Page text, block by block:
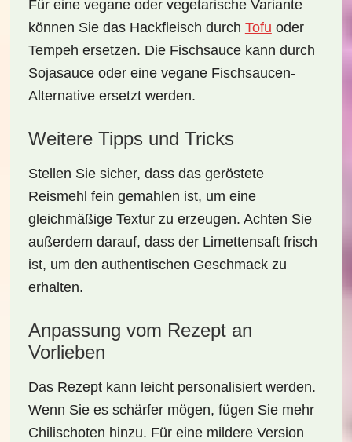
Für eine vegane oder vegetarische Variante
können Sie das Hackfleisch durch Tofu oder
Tempeh ersetzen. Die Fischsauce kann durch
Sojasauce oder eine vegane Fischsaucen-
Alternative ersetzt werden.
Weitere Tipps und Tricks
Stellen Sie sicher, dass das geröstete
Reismehl fein gemahlen ist, um eine
gleichmäßige Textur zu erzeugen. Achten Sie
außerdem darauf, dass der Limettensaft frisch
ist, um den authentischen Geschmack zu
erhalten.
Anpassung vom Rezept an
Vorlieben
Das Rezept kann leicht personalisiert werden.
Wenn Sie es schärfer mögen, fügen Sie mehr
Chilischoten hinzu. Für eine mildere Version